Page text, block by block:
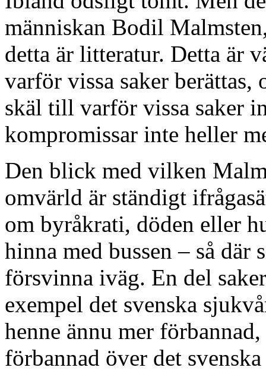
människan Bodil
detta är litteratur. Detta är
varför vissa saker
skäl till varför vissa saker
kompromissar inte heller
Den blick med vilken
omvärld är ständigt
om byråkrati, döden eller
hinna med bussen – så där
försvinna iväg. En del
exempel det svenska
henne ännu mer
förbannad över det